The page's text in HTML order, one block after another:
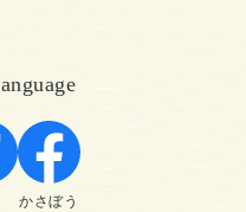
かさぼう